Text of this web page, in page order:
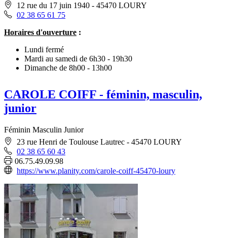
12 rue du 17 juin 1940 - 45470 LOURY
02 38 65 61 75
Horaires d'ouverture :
Lundi fermé
Mardi au samedi de 6h30 - 19h30
Dimanche de 8h00 - 13h00
CAROLE COIFF - féminin, masculin,
junior
Féminin Masculin Junior
23 rue Henri de Toulouse Lautrec - 45470 LOURY
02 38 65 60 43
06.75.49.09.98
https://www.planity.com/carole-coiff-45470-loury